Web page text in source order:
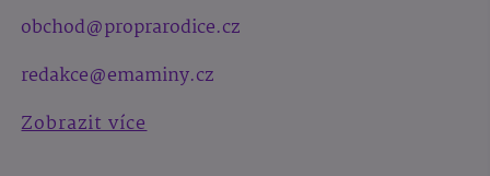
obchod@proprarodice.cz
redakce@emaminy.cz
Zobrazit více